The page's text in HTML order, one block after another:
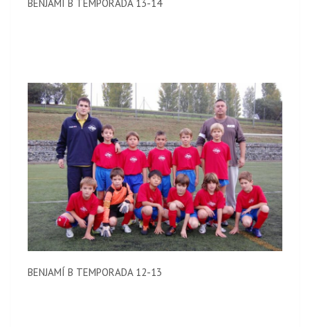
BENJAMÍ B TEMPORADA 13-14
BENJAMÍ B TEMPORADA 12-13